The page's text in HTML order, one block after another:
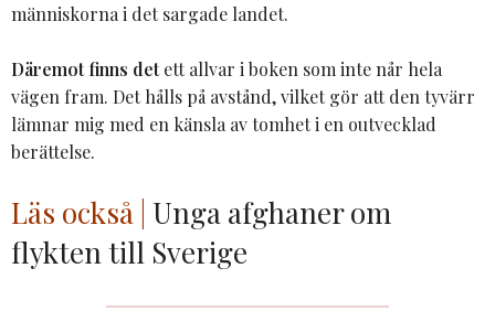
människorna i det sargade landet.
Däremot finns detett allvar i boken som inte når hela
vägen fram. Det hålls på avstånd, vilket gör att den tyvärr
lämnar mig med en känsla av tomhet i en outvecklad
berättelse.
Läs också | Unga afghaner om
flykten till Sverige